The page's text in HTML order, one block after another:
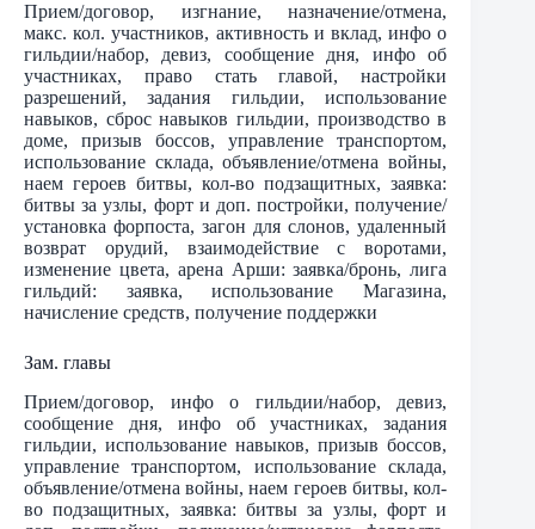
Прием/договор, изгнание, назначение/отмена,
макс. кол. участников, активность и вклад, инфо о
гильдии/набор, девиз, сообщение дня, инфо об
участниках, право стать главой, настройки
разрешений, задания гильдии, использование
навыков, сброс навыков гильдии, производство в
доме, призыв боссов, управление транспортом,
использование склада, объявление/отмена войны,
наем героев битвы, кол-во подзащитных, заявка:
битвы за узлы, форт и доп. постройки, получение/
установка форпоста, загон для слонов, удаленный
возврат орудий, взаимодействие с воротами,
изменение цвета, арена Арши: заявка/бронь, лига
гильдий: заявка, использование Магазина,
начисление средств, получение поддержки
Зам. главы
Прием/договор, инфо о гильдии/набор, девиз,
сообщение дня, инфо об участниках, задания
гильдии, использование навыков, призыв боссов,
управление транспортом, использование склада,
объявление/отмена войны, наем героев битвы, кол-
во подзащитных, заявка: битвы за узлы, форт и